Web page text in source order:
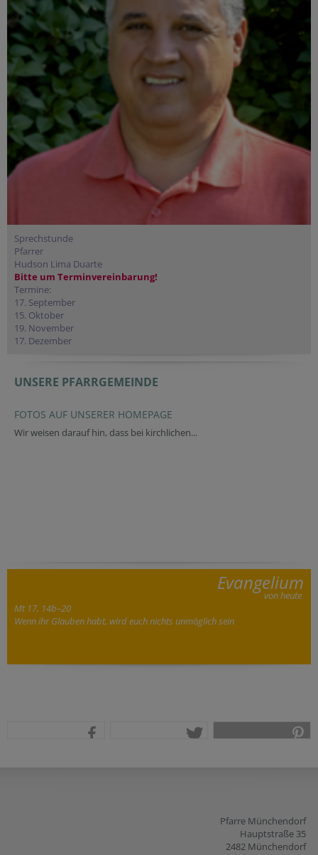
Sprechstunde
Pfarrer
Hudson Lima Duarte
Bitte um Terminvereinbarung!
Termine:
17. September
15. Oktober
19. November
17. Dezember
UNSERE PFARRGEMEINDE
FOTOS AUF UNSERER HOMEPAGE
Wir weisen darauf hin, dass bei kirchlichen...
Evangelium
von heute
Mt 17, 14b–20
Wenn ihr Glauben habt, wird euch nichts unmöglich sein
Pfarre Münchendorf
Hauptstraße 35
2482 Münchendorf